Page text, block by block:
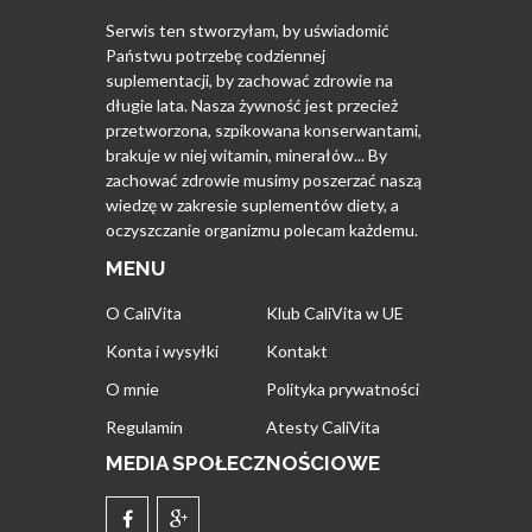
Serwis ten stworzyłam, by uświadomić
Państwu potrzebę codziennej
suplementacji, by zachować zdrowie na
długie lata. Nasza żywność jest przecież
przetworzona, szpikowana konserwantami,
brakuje w niej witamin, minerałów... By
zachować zdrowie musimy poszerzać naszą
wiedzę w zakresie suplementów diety, a
oczyszczanie organizmu polecam każdemu.
MENU
O CaliVita
Klub CaliVita w UE
Konta i wysyłki
Kontakt
O mnie
Polityka prywatności
Regulamin
Atesty CaliVita
MEDIA SPOŁECZNOŚCIOWE